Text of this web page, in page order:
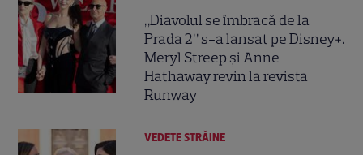
„Diavolul se îmbracă de la
Prada 2” s-a lansat pe Disney+.
Meryl Streep și Anne
Hathaway revin la revista
Runway
VEDETE STRĂINE